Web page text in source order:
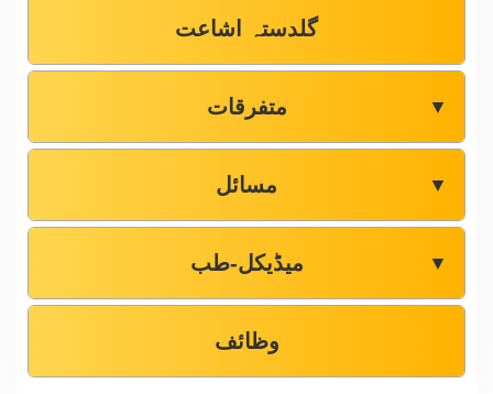
گلدستہ اشاعت
متفرقات ▼
مسائل ▼
میڈیکل-طب ▼
وظائف